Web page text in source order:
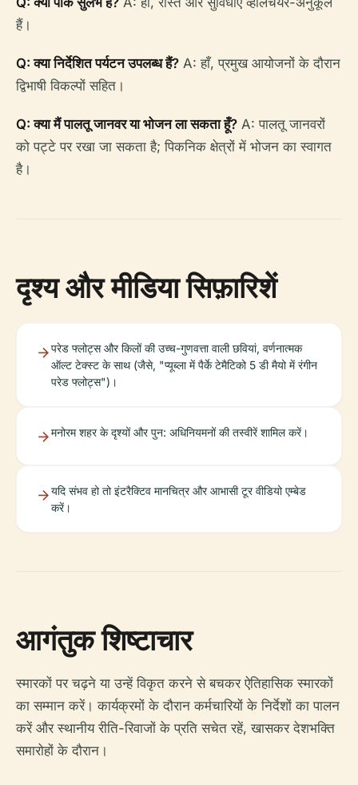
हैं।
Q: क्या निर्देशित पर्यटन उपलब्ध हैं? A: हाँ, प्रमुख आयोजनों के दौरान
द्विभाषी विकल्पों सहित।
Q: क्या मैं पालतू जानवर या भोजन ला सकता हूँ? A: पालतू जानवरों
को पट्टे पर रखा जा सकता है; पिकनिक क्षेत्रों में भोजन का स्वागत
है।
दृश्य और मीडिया सिफ़ारिशें
परेड फ्लोट्स और किलों की उच्च-गुणवत्ता वाली छवियां, वर्णनात्मक
ऑल्ट टेक्स्ट के साथ (जैसे, "प्यूब्ला में पैर्के टेमैटिको 5 डी मैयो में रंगीन
परेड फ्लोट्स")।
मनोरम शहर के दृश्यों और पुन: अधिनियमनों की तस्वीरें शामिल करें।
यदि संभव हो तो इंटरैक्टिव मानचित्र और आभासी टूर वीडियो एम्बेड
करें।
आगंतुक शिष्टाचार
स्मारकों पर चढ़ने या उन्हें विकृत करने से बचकर ऐतिहासिक स्मारकों
का सम्मान करें। कार्यक्रमों के दौरान कर्मचारियों के निर्देशों का पालन
करें और स्थानीय रीति-रिवाजों के प्रति सचेत रहें, खासकर देशभक्ति
समारोहों के दौरान।